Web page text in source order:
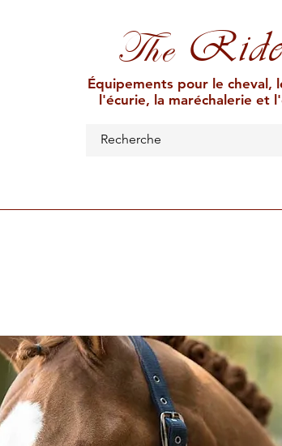
The
Équipements pour le cheval,
l'écurie, la maréchalerie et